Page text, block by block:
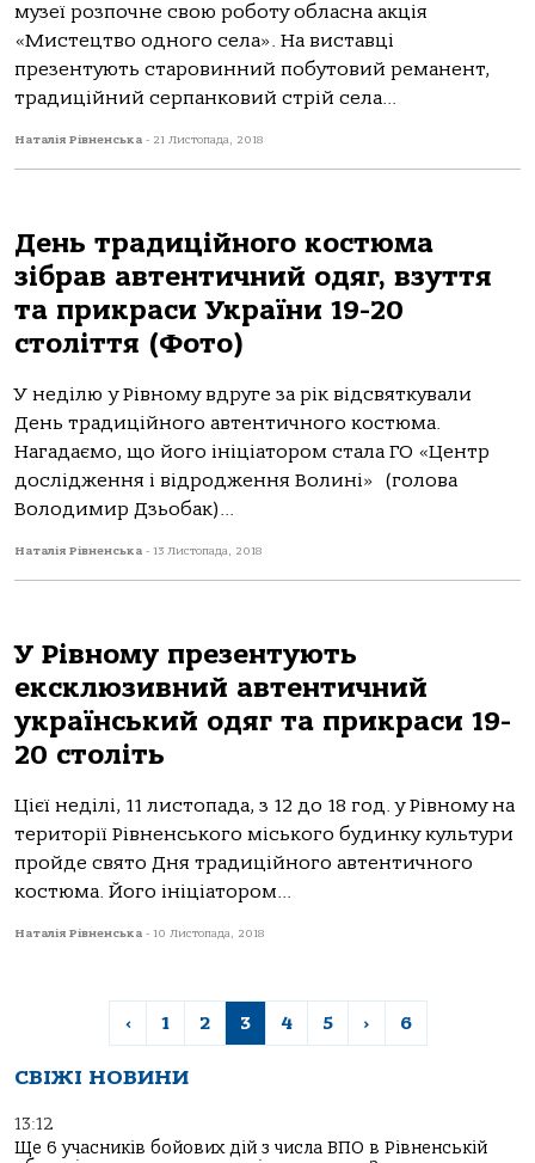
музеї розпочне свою роботу обласна акція
«Мистецтво одного села». На виставці
презентують старовинний побутовий реманент,
традиційний серпанковий стрій села...
Наталія Рівненська - 21 Листопада, 2018
День традиційного костюма
зібрав автентичний одяг, взуття
та прикраси України 19-20
століття (Фото)
У неділю у Рівному вдруге за рік відсвяткували
День традиційного автентичного костюма.
Нагадаємо, що його ініціатором стала ГО «Центр
дослідження і відродження Волині» (голова
Володимир Дзьобак)...
Наталія Рівненська - 13 Листопада, 2018
У Рівному презентують
ексклюзивний автентичний
український одяг та прикраси 19-
20 століть
Цієї неділі, 11 листопада, з 12 до 18 год. у Рівному на
території Рівненського міського будинку культури
пройде свято Дня традиційного автентичного
костюма. Його ініціатором...
Наталія Рівненська - 10 Листопада, 2018
‹ 1 2 3 4 5 › 6
СВІЖІ НОВИНИ
13:12
Ще 6 учасників бойових дій з числа ВПО в Рівненській